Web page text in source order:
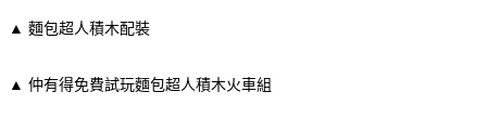
▲ 麵包超人積木配裝
▲ 仲有得免費試玩麵包超人積木火車組